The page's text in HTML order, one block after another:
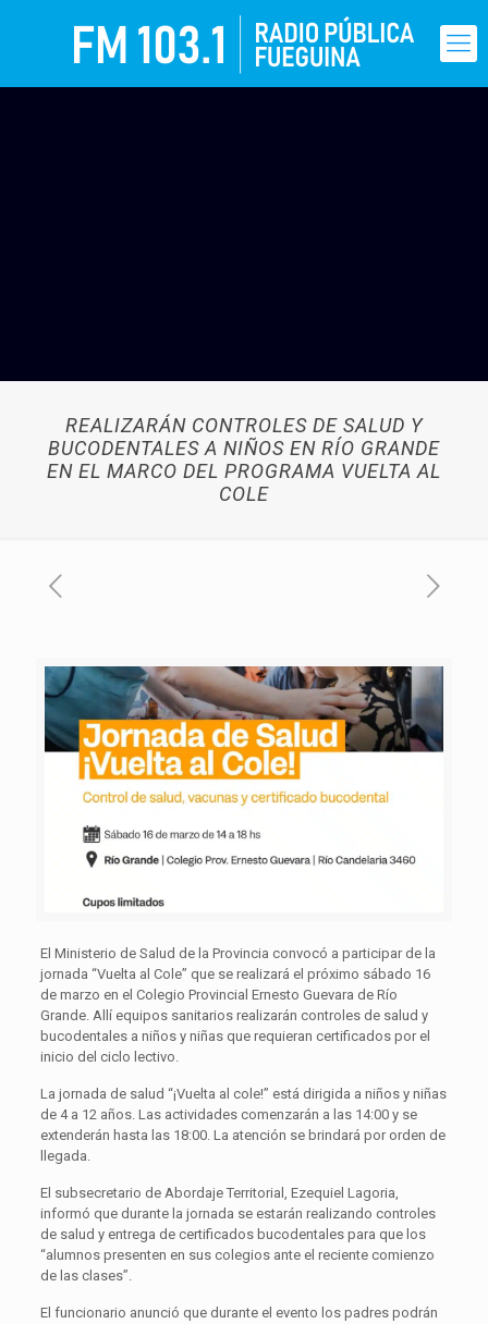
REALIZARÁN CONTROLES DE SALUD Y
BUCODENTALES A NIÑOS EN RÍO GRANDE
EN EL MARCO DEL PROGRAMA VUELTA AL
COLE
El Ministerio de Salud de la Provincia convocó a participar de la
jornada “Vuelta al Cole” que se realizará el próximo sábado 16
de marzo en el Colegio Provincial Ernesto Guevara de Río
Grande. Allí equipos sanitarios realizarán controles de salud y
bucodentales a niños y niñas que requieran certificados por el
inicio del ciclo lectivo.
La jornada de salud “¡Vuelta al cole!” está dirigida a niños y niñas
de 4 a 12 años. Las actividades comenzarán a las 14:00 y se
extenderán hasta las 18:00. La atención se brindará por orden de
llegada.
El subsecretario de Abordaje Territorial, Ezequiel Lagoria,
informó que durante la jornada se estarán realizando controles
de salud y entrega de certificados bucodentales para que los
“alumnos presenten en sus colegios ante el reciente comienzo
de las clases”.
El funcionario anunció que durante el evento los padres podrán